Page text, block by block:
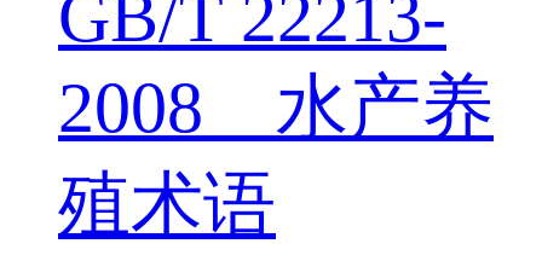
GB/T 22213-
2008 水产养
殖术语